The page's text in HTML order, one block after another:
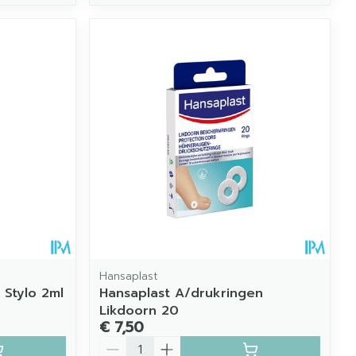
2ml
Hansaplast
Hansaplast A/drukringen
Likdoorn 20
€ 7,50
Aantal